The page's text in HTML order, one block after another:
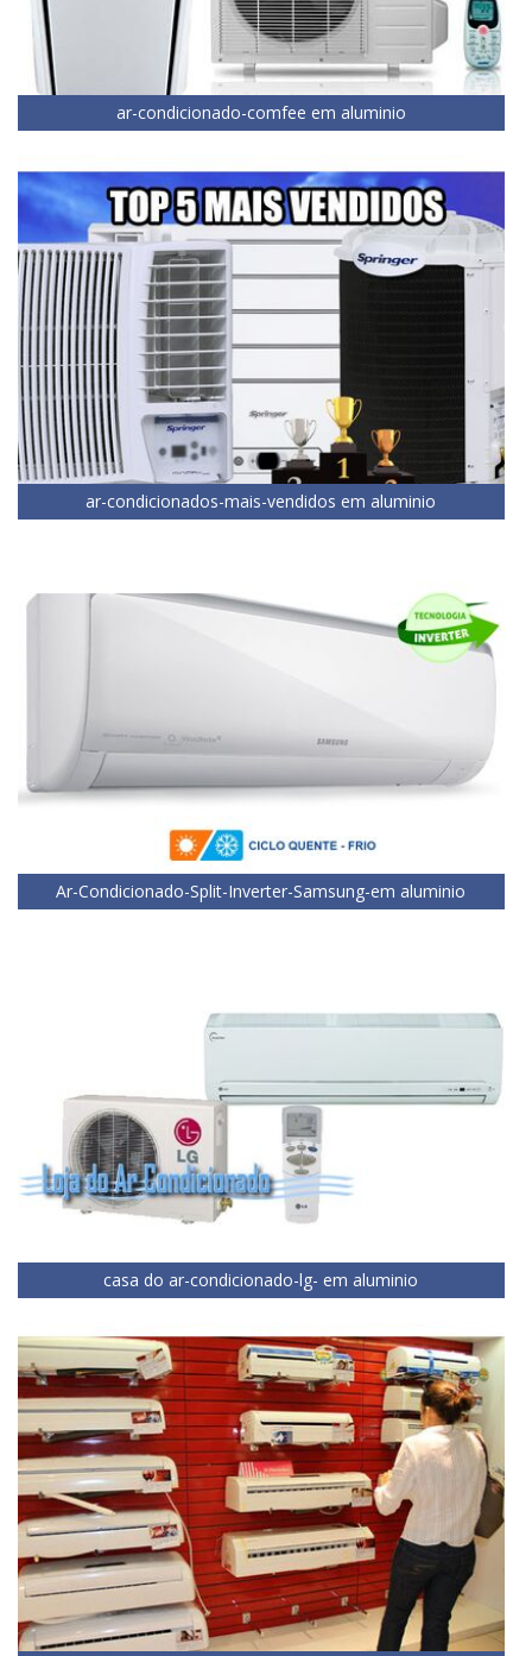
ar-condicionado-comfee em aluminio
ar-condicionados-mais-vendidos em aluminio
Ar-Condicionado-Split-Inverter-Samsung-em aluminio
casa do ar-condicionado-lg- em aluminio